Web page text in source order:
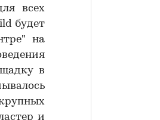
всех
будет
на
в
и